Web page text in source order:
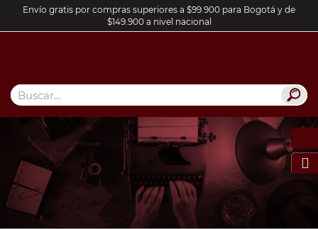
Envío gratis por compras superiores a $99.900 para Bogotá y de
$149.900 a nivel nacional
